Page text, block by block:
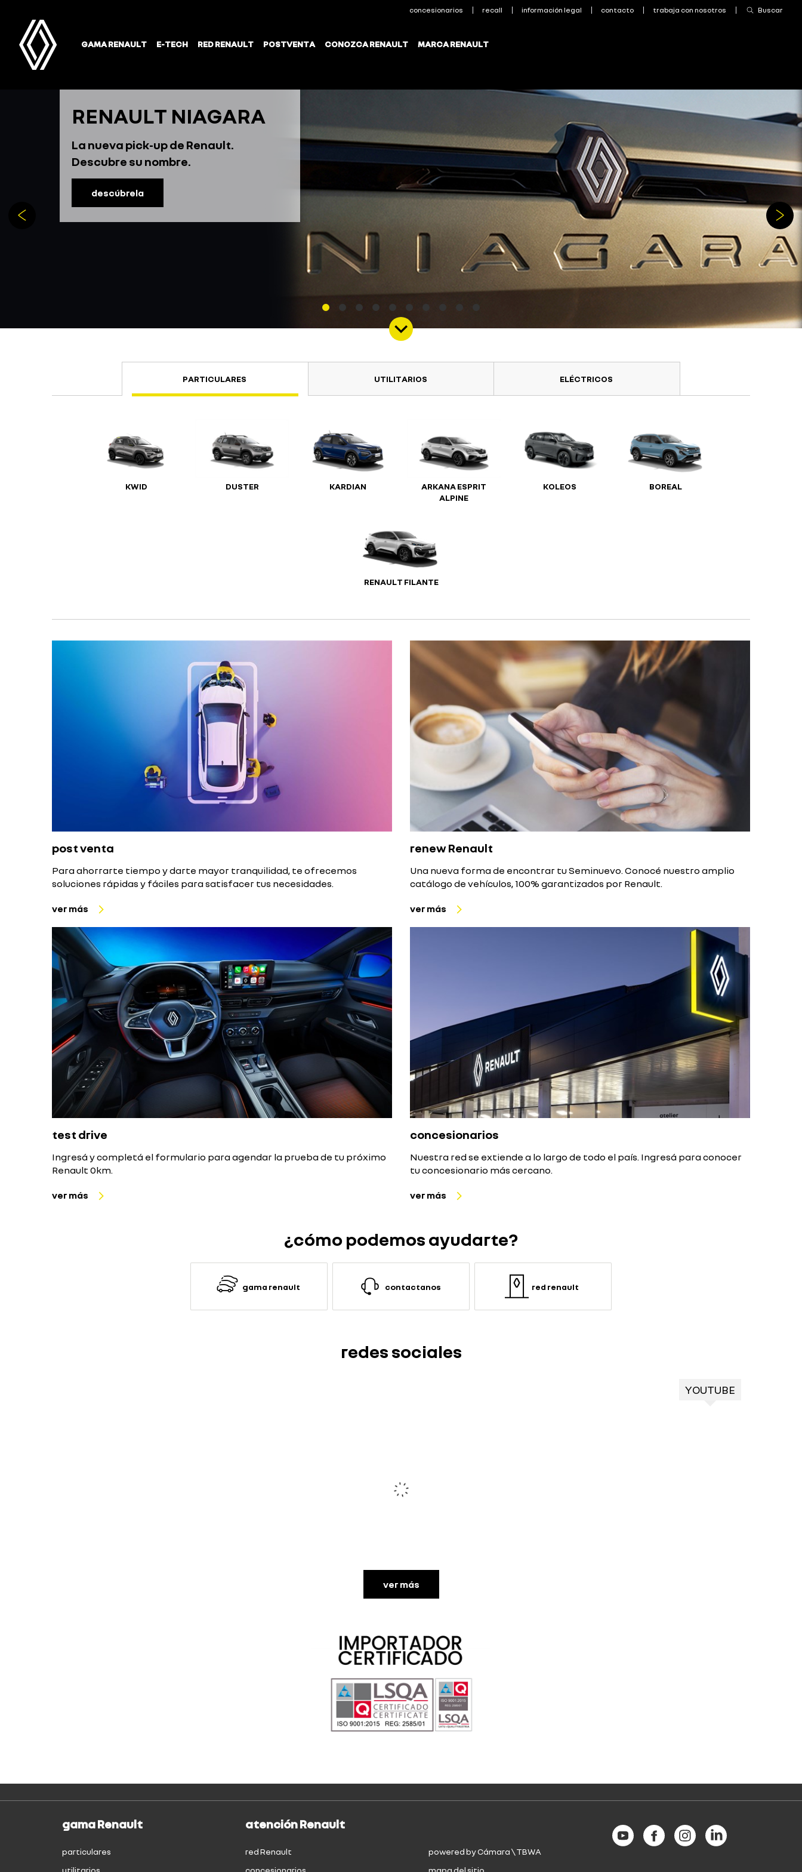
RENAULT NIAGARA
La nueva pick-up de Renault.
Descubre su nombre.
descúbrela
PARTICULARES UTILITARIOS ELÉCTRICOS
KWID DUSTER KARDIAN
ARKANA ESPRIT
ALPINE
KOLEOS BOREAL
RENAULT FILANTE
post venta
Para ahorrarte tiempo y darte mayor tranquilidad, te ofrecemos
soluciones rápidas y fáciles para satisfacer tus necesidades.
ver más
renew Renault
Una nueva forma de encontrar tu Seminuevo. Conocé nuestro amplio
catálogo de vehículos, 100% garantizados por Renault.
ver más
test drive
Ingresá y completá el formulario para agendar la prueba de tu próximo
Renault 0km.
ver más
concesionarios
Nuestra red se extiende a lo largo de todo el país. Ingresá para conocer
tu concesionario más cercano.
ver más
¿cómo podemos ayudarte?
gama renault contactanos red renault
redes sociales
YOUTUBE
ver más